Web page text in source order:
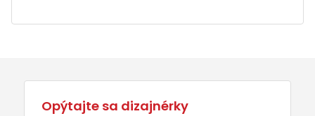
Opýtajte sa dizajnérky